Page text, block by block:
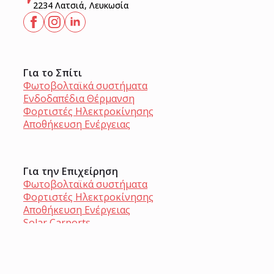
2234 Λατσιά, Λευκωσία
Για το Σπίτι
Φωτοβολταϊκά συστήματα
Ενδοδαπέδια Θέρμανση
Φορτιστές Ηλεκτροκίνησης
Αποθήκευση Ενέργειας
Για την Επιχείρηση
Φωτοβολταϊκά συστήματα
Φορτιστές Ηλεκτροκίνησης
Αποθήκευση Ενέργειας
Solar Carports